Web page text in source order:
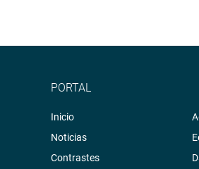
PORTAL
Inicio
Noticias
Contrastes